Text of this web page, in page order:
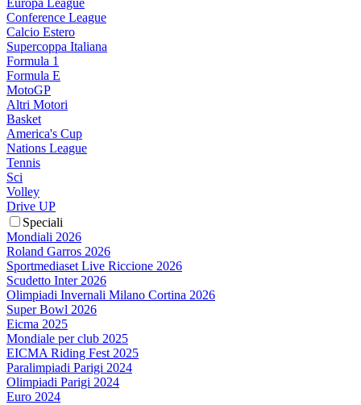
Europa League
Conference League
Calcio Estero
Supercoppa Italiana
Formula 1
Formula E
MotoGP
Altri Motori
Basket
America's Cup
Nations League
Tennis
Sci
Volley
Drive UP
Speciali
Mondiali 2026
Roland Garros 2026
Sportmediaset Live Riccione 2026
Scudetto Inter 2026
Olimpiadi Invernali Milano Cortina 2026
Super Bowl 2026
Eicma 2025
Mondiale per club 2025
EICMA Riding Fest 2025
Paralimpiadi Parigi 2024
Olimpiadi Parigi 2024
Euro 2024